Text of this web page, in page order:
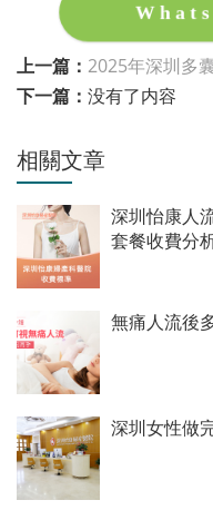
上一篇： 2025年深圳多
下一篇： 没有了内容
相關文章
深圳怡康人
套餐收費分
無痛人流後
深圳女性做